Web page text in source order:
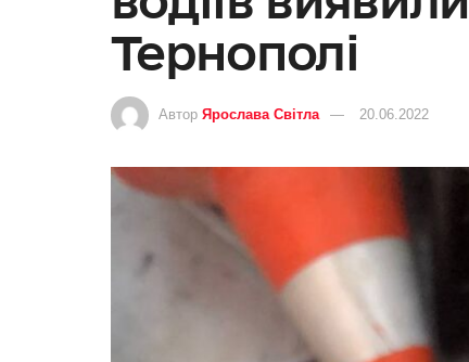
Тернополі
Автор Ярослава Світла 20.06.2022